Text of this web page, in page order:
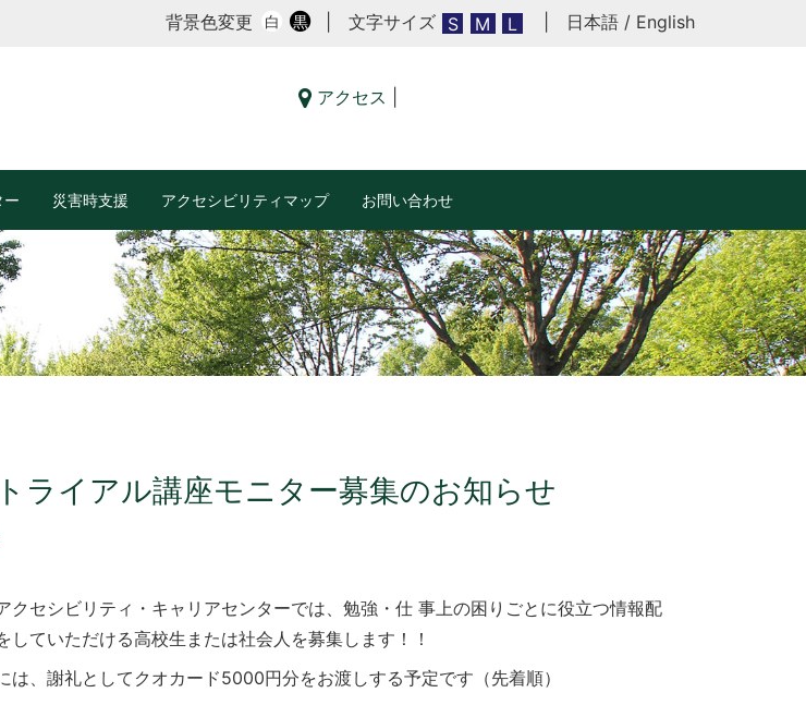
背景色変更 白 黒 | 文字サイズ S M L 日本語 / English
アクセス
ー 災害時支援 アクセシビリティマップ お問い合わせ
トライアル講座モニター募集のお知らせ
クセシビリティ・キャリアセンターでは、勉強・仕 事上の困りごとに役立つ情報配
していただける高校生または社会人を募集します！！
は、謝礼としてクオカード5000円分をお渡しする予定です（先着順）